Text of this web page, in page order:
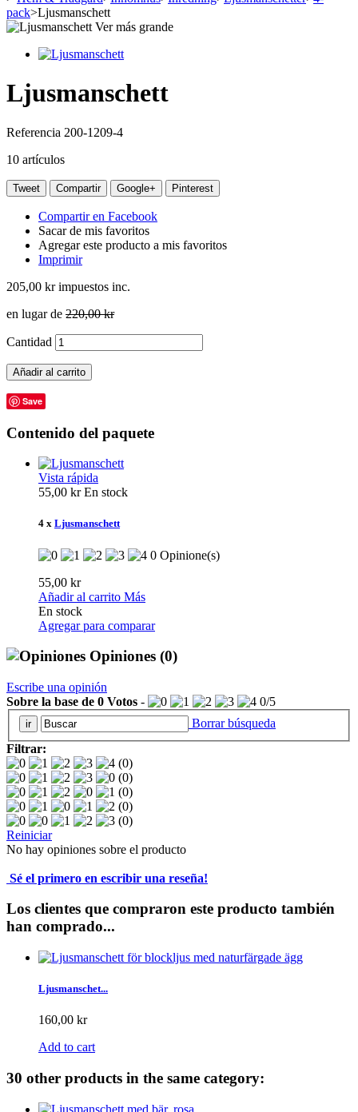
pack>Ljusmanschett
Ver más grande
Ljusmanschett
Referencia 200-1209-4
10 artículos
Tweet Compartir Google+ Pinterest
Compartir en Facebook
Sacar de mis favoritos
Agregar este producto a mis favoritos
Imprimir
205,00 krimpuestos inc.
en lugar de 220,00 kr
Cantidad
Añadir al carrito
Save
Contenido del paquete
Vista rápida
55,00 krEn stock
4 x Ljusmanschett
0 Opinione(s)
55,00 kr
Añadir al carrito Más
En stock
Agregar para comparar
Opiniones (0)
Escribe una opinión
Sobre la base de 0 Votos - 0/5
Borrar búsqueda
Filtrar:
(0)
(0)
(0)
(0)
(0)
Reiniciar
No hay opiniones sobre el producto
Sé el primero en escribir una reseña!
Los clientes que compraron este producto también
han comprado...
Ljusmanschet...
160,00 kr
Add to cart
30 other products in the same category: